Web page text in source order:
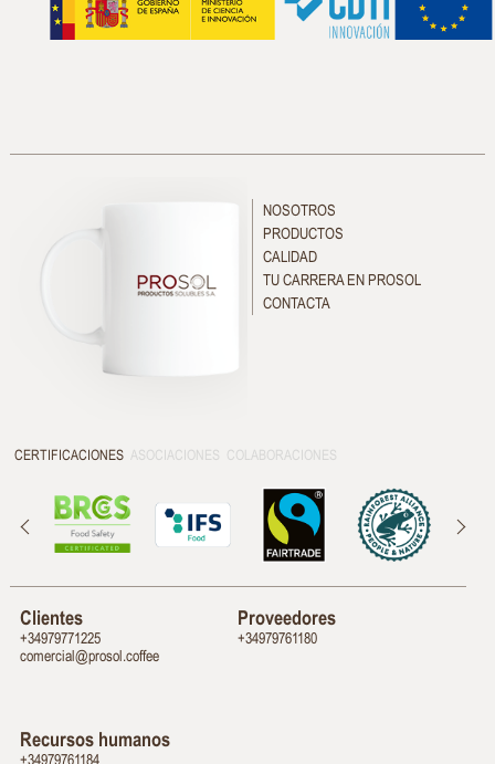
NOSOTROS
PRODUCTOS
CALIDAD
TU CARRERA EN PROSOL
CONTACTA
CERTIFICACIONES ASOCIACIONES COLABORACIONES
Clientes
52217797943+
eeffoc.losorp@laicremoc
Proveedores
08116797943+
Recursos humanos
48116797943+